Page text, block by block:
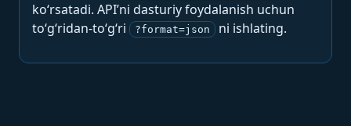
ko‘rsatadi. API’ni dasturiy foydalanish uchun
to‘g‘ridan-to‘g‘ri
?format=json ni ishlating.